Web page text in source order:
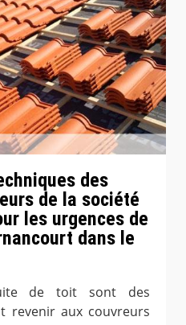
des
de la société
les urgences de
dans le
de toit sont des
revenir aux couvreurs